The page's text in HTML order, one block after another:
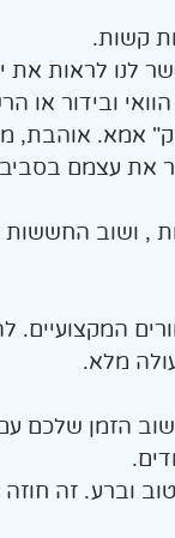
קשות.
לנו לראות את
ובידור
אמא. אוהבת,
את עצמם
, ושוב
מלא.
הזמן שלכם
וברע. זה